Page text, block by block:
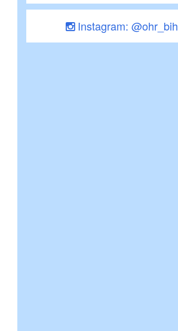
Instagram: @ohr_bih